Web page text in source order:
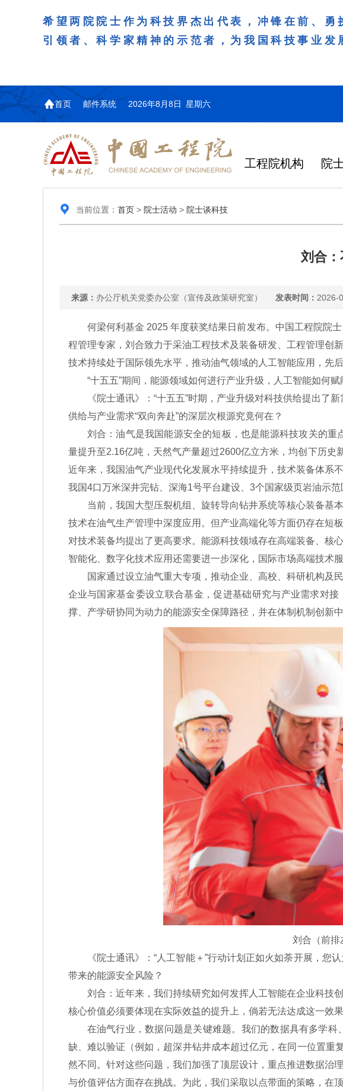
希望两院院士作为科技界杰出代表，冲锋在前、
引领者、科学家精神的示范者，为我国科技事业发
首页 邮件系统 2026年8月8日 星期六
工程院机构 院
当前位置： 首页> 院士活动 > 院士谈科技
刘合：
来源： 办公厅机关党委办公室（宣传及政策研究室） 发表时间： 2026-
何梁何利基金 2025 年度获奖结果日前发布。中国工程院院士
程管理专家，刘合致力于采油工程技术及装备研发、工程管理创
技术持续处于国际领先水平，推动油气领域的人工智能应用，先
“十五五”期间，能源领域如何进行产业升级，人工智能如何赋
《院士通讯》：“十五五”时期，产业升级对科技供给提出了新
供给与产业需求“双向奔赴”的深层次根源究竟何在？
刘合：油气是我国能源安全的短板，也是能源科技攻关的重
量提升至2.16亿吨，天然气产量超过2600亿立方米，均创下历史
近年来，我国油气产业现代化发展水平持续提升，技术装备体系
我国4口万米深井完钻、深海1号平台建设、3个国家级页岩油示范
当前，我国大型压裂机组、旋转导向钻井系统等核心装备基本
技术在油气生产管理中深度应用。但产业高端化等方面仍存在短
对技术装备均提出了更高要求。能源科技领域存在高端装备、核
智能化、数字化技术应用还需要进一步深化，国际市场高端技术
国家通过设立油气重大专项，推动企业、高校、科研机构及民
企业与国家基金委设立联合基金，促进基础研究与产业需求对
撑、产学研协同为动力的能源安全保障路径，并在体制机制创新
刘合（前
《院士通讯》：“人工智能＋”行动计划正如火如荼开展，您
带来的能源安全风险？
刘合：近年来，我们持续研究如何发挥人工智能在企业科技创
核心价值必须要体现在实际效益的提升上，倘若无法达成这一效
在油气行业，数据问题是关键难题。我们的数据具有多学科
缺、难以验证（例如，超深井钻井成本超过亿元，在同一位置重
然不同。针对这些问题，我们加强了顶层设计，重点推进数据治
与价值评估方面存在挑战。为此，我们采取以点带面的策略，在